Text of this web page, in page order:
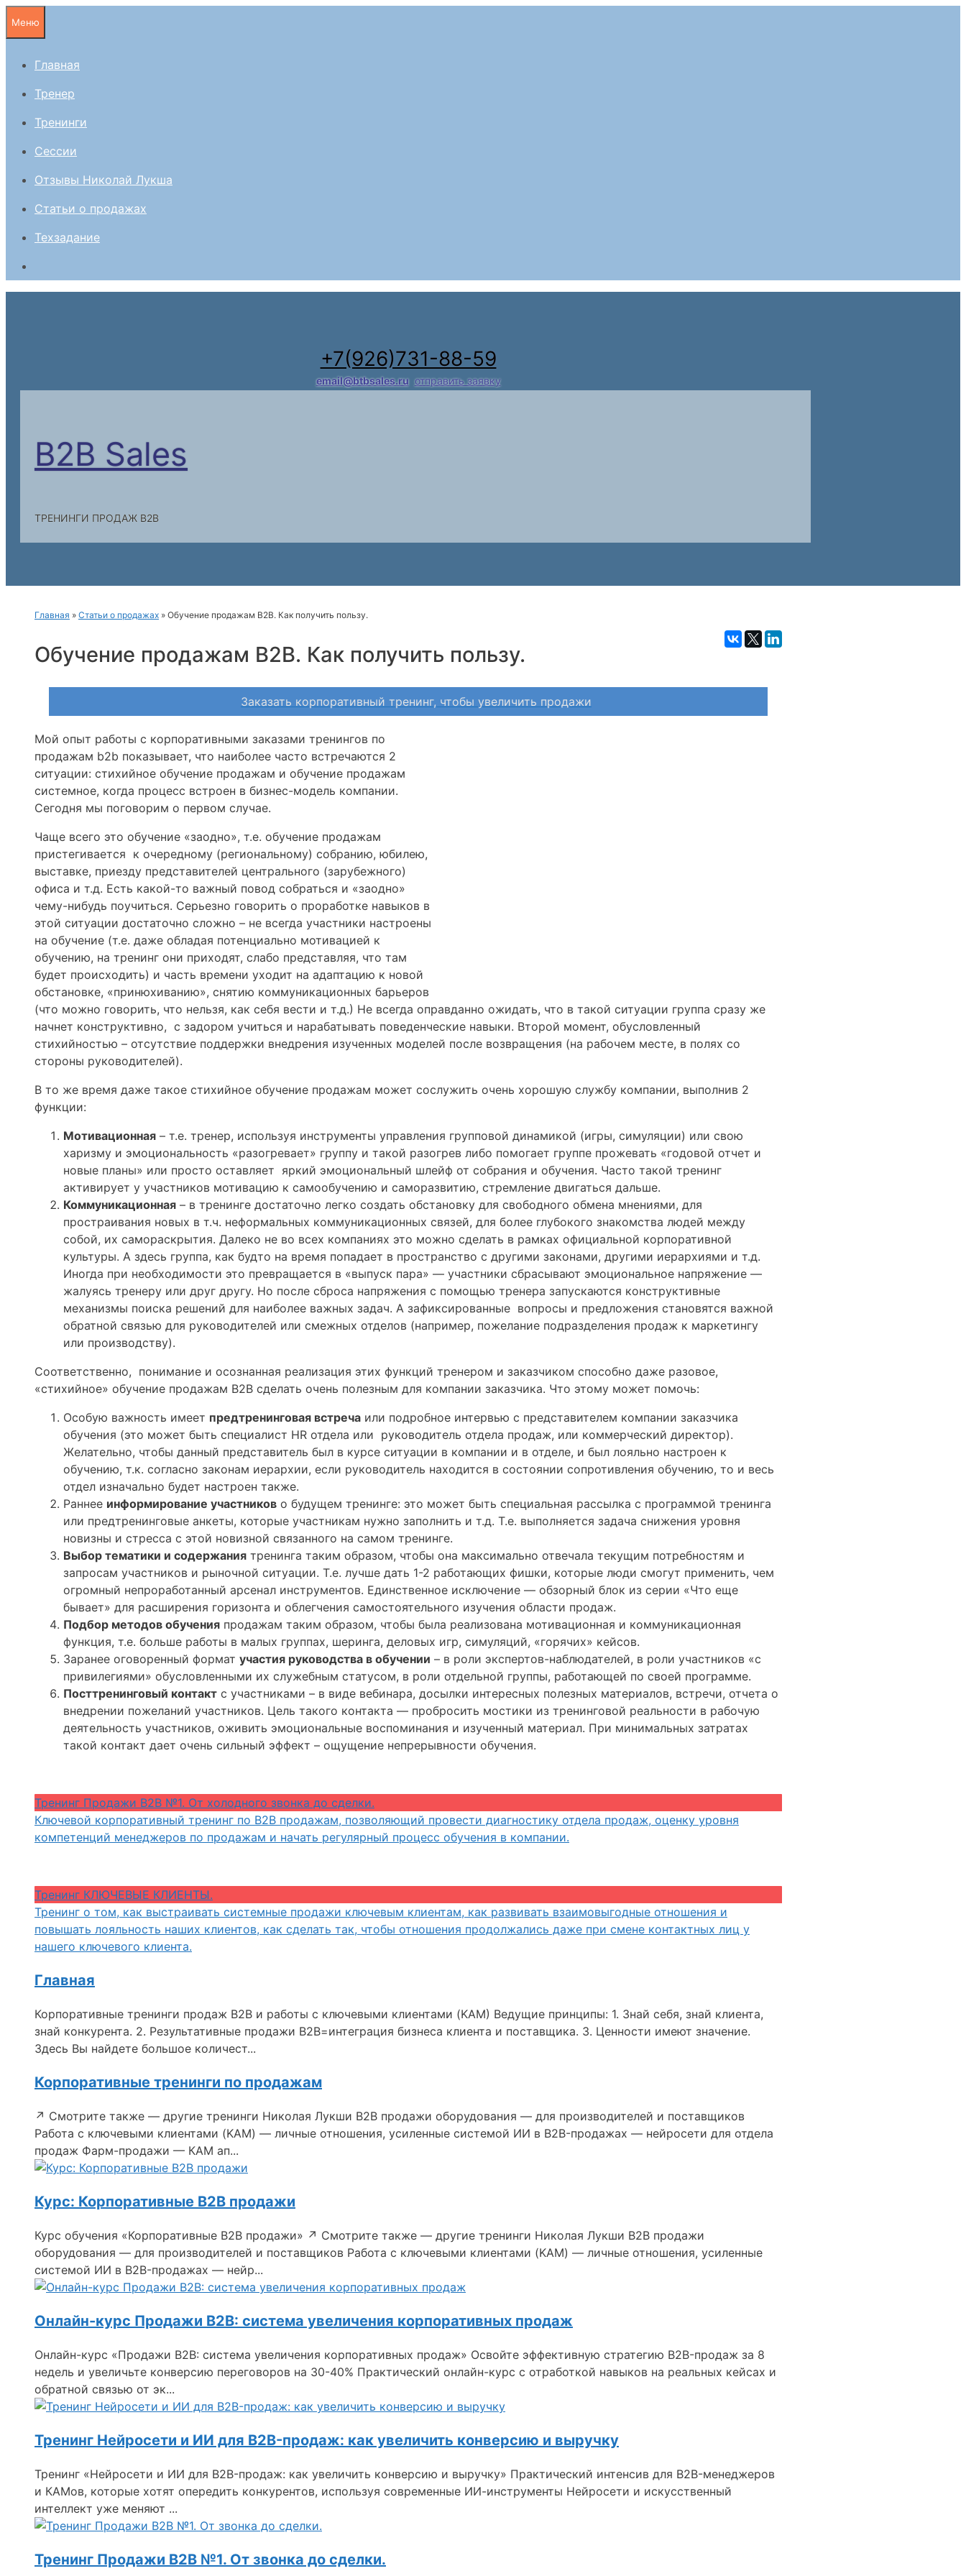
Меню
Главная
Тренер
Тренинги
Сессии
Отзывы Николай Лукша
Статьи о продажах
Техзадание
+7(926)731-88-59
email@btbsales.ru отправить заявку
B2B Sales
ТРЕНИНГИ ПРОДАЖ B2B
Главная » Статьи о продажах » Обучение продажам B2B. Как получить пользу.
Обучение продажам B2B. Как получить пользу.
Заказать корпоративный тренинг, чтобы увеличить продажи
Мой опыт работы с корпоративными заказами тренингов по
продажам b2b показывает, что наиболее часто встречаются 2
ситуации: стихийное обучение продажам и обучение продажам
системное, когда процесс встроен в бизнес-модель компании.
Сегодня мы поговорим о первом случае.
Чаще всего это обучение «заодно», т.е. обучение продажам
пристегивается к очередному (региональному) собранию, юбилею,
выставке, приезду представителей центрального (зарубежного)
офиса и т.д. Есть какой-то важный повод собраться и «заодно»
чему-нибудь поучиться. Серьезно говорить о проработке навыков в
этой ситуации достаточно сложно – не всегда участники настроены
на обучение (т.е. даже обладая потенциально мотивацией к
обучению, на тренинг они приходят, слабо представляя, что там
будет происходить) и часть времени уходит на адаптацию к новой
обстановке, «принюхиванию», снятию коммуникационных барьеров
(что можно говорить, что нельзя, как себя вести и т.д.) Не всегда оправданно ожидать, что в такой ситуации группа сразу же
начнет конструктивно, с задором учиться и нарабатывать поведенческие навыки. Второй момент, обусловленный
стихийностью – отсутствие поддержки внедрения изученных моделей после возвращения (на рабочем месте, в полях со
стороны руководителей).
В то же время даже такое стихийное обучение продажам может сослужить очень хорошую службу компании, выполнив 2
функции:
Мотивационная – т.е. тренер, используя инструменты управления групповой динамикой (игры, симуляции) или свою
харизму и эмоциональность «разогревает» группу и такой разогрев либо помогает группе прожевать «годовой отчет и
новые планы» или просто оставляет яркий эмоциональный шлейф от собрания и обучения. Часто такой тренинг
активирует у участников мотивацию к самообучению и саморазвитию, стремление двигаться дальше.
Коммуникационная – в тренинге достаточно легко создать обстановку для свободного обмена мнениями, для
простраивания новых в т.ч. неформальных коммуникационных связей, для более глубокого знакомства людей между
собой, их самораскрытия. Далеко не во всех компаниях это можно сделать в рамках официальной корпоративной
культуры. А здесь группа, как будто на время попадает в пространство с другими законами, другими иерархиями и т.д.
Иногда при необходимости это превращается в «выпуск пара» — участники сбрасывают эмоциональное напряжение —
жалуясь тренеру или друг другу. Но после сброса напряжения с помощью тренера запускаются конструктивные
механизмы поиска решений для наиболее важных задач. А зафиксированные вопросы и предложения становятся важной
обратной связью для руководителей или смежных отделов (например, пожелание подразделения продаж к маркетингу
или производству).
Соответственно, понимание и осознанная реализация этих функций тренером и заказчиком способно даже разовое,
«стихийное» обучение продажам B2B сделать очень полезным для компании заказчика. Что этому может помочь:
Особую важность имеет предтренинговая встреча или подробное интервью с представителем компании заказчика
обучения (это может быть специалист HR отдела или руководитель отдела продаж, или коммерческий директор).
Желательно, чтобы данный представитель был в курсе ситуации в компании и в отделе, и был лояльно настроен к
обучению, т.к. согласно законам иерархии, если руководитель находится в состоянии сопротивления обучению, то и весь
отдел изначально будет настроен также.
Раннее информирование участников о будущем тренинге: это может быть специальная рассылка с программой тренинга
или предтренинговые анкеты, которые участникам нужно заполнить и т.д. Т.е. выполняется задача снижения уровня
новизны и стресса с этой новизной связанного на самом тренинге.
Выбор тематики и содержания тренинга таким образом, чтобы она максимально отвечала текущим потребностям и
запросам участников и рыночной ситуации. Т.е. лучше дать 1-2 работающих фишки, которые люди смогут применить, чем
огромный непроработанный арсенал инструментов. Единственное исключение — обзорный блок из серии «Что еще
бывает» для расширения горизонта и облегчения самостоятельного изучения области продаж.
Подбор методов обучения продажам таким образом, чтобы была реализована мотивационная и коммуникационная
функция, т.е. больше работы в малых группах, шеринга, деловых игр, симуляций, «горячих» кейсов.
Заранее оговоренный формат участия руководства в обучении – в роли экспертов-наблюдателей, в роли участников «с
привилегиями» обусловленными их служебным статусом, в роли отдельной группы, работающей по своей программе.
Посттренинговый контакт с участниками – в виде вебинара, досылки интересных полезных материалов, встречи, отчета о
внедрении пожеланий участников. Цель такого контакта — пробросить мостики из тренинговой реальности в рабочую
деятельность участников, оживить эмоциональные воспоминания и изученный материал. При минимальных затратах
такой контакт дает очень сильный эффект – ощущение непрерывности обучения.
Тренинг Продажи B2B №1. От холодного звонка до сделки.
Ключевой корпоративный тренинг по B2B продажам, позволяющий провести диагностику отдела продаж, оценку уровня
компетенций менеджеров по продажам и начать регулярный процесс обучения в компании.
Тренинг КЛЮЧЕВЫЕ КЛИЕНТЫ.
Тренинг о том, как выстраивать системные продажи ключевым клиентам, как развивать взаимовыгодные отношения и
повышать лояльность наших клиентов, как сделать так, чтобы отношения продолжались даже при смене контактных лиц у
нашего ключевого клиента.
Главная
Корпоративные тренинги продаж B2B и работы с ключевыми клиентами (KAM) Ведущие принципы: 1. Знай себя, знай клиента,
знай конкурента. 2. Результативные продажи В2В=интеграция бизнеса клиента и поставщика. 3. Ценности имеют значение.
Здесь Вы найдете большое количест...
Корпоративные тренинги по продажам
↗ Смотрите также — другие тренинги Николая Лукши B2B продажи оборудования — для производителей и поставщиков
Работа с ключевыми клиентами (KAM) — личные отношения, усиленные системой ИИ в B2B-продажах — нейросети для отдела
продаж Фарм-продажи — КАМ ап...
Курс: Корпоративные B2B продажи
Курс обучения «Корпоративные B2B продажи» ↗ Смотрите также — другие тренинги Николая Лукши B2B продажи
оборудования — для производителей и поставщиков Работа с ключевыми клиентами (KAM) — личные отношения, усиленные
системой ИИ в B2B-продажах — нейр...
Онлайн-курс Продажи B2B: система увеличения корпоративных продаж
Онлайн-курс «Продажи B2B: система увеличения корпоративных продаж» Освойте эффективную стратегию B2B-продаж за 8
недель и увеличьте конверсию переговоров на 30-40% Практический онлайн-курс с отработкой навыков на реальных кейсах и
обратной связью от эк...
Тренинг Нейросети и ИИ для B2B-продаж: как увеличить конверсию и выручку
Тренинг «Нейросети и ИИ для B2B-продаж: как увеличить конверсию и выручку» Практический интенсив для B2B-менеджеров
и КАМов, которые хотят опередить конкурентов, используя современные ИИ-инструменты Нейросети и искусственный
интеллект уже меняют ...
Тренинг Продажи B2B №1. От звонка до сделки.